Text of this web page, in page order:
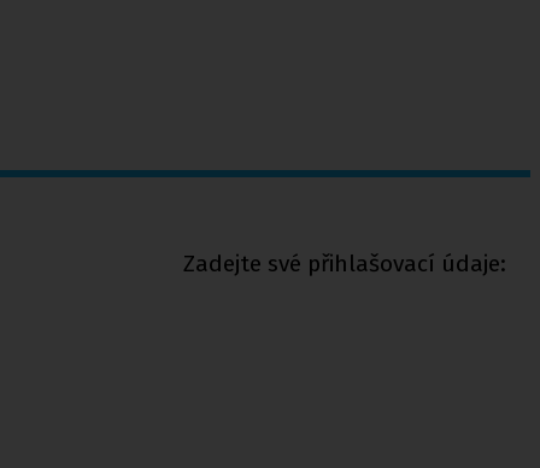
Zadejte své přihlašovací údaje: